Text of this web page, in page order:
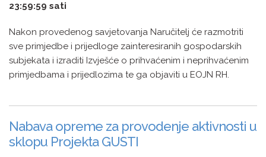
23:59:59 sati
Nakon provedenog savjetovanja Naručitelj će razmotriti
sve primjedbe i prijedloge zainteresiranih gospodarskih
subjekata i izraditi Izvješće o prihvaćenim i neprihvaćenim
primjedbama i prijedlozima te ga objaviti u EOJN RH.
Nabava opreme za provodenje aktivnosti u
sklopu Projekta GUSTI